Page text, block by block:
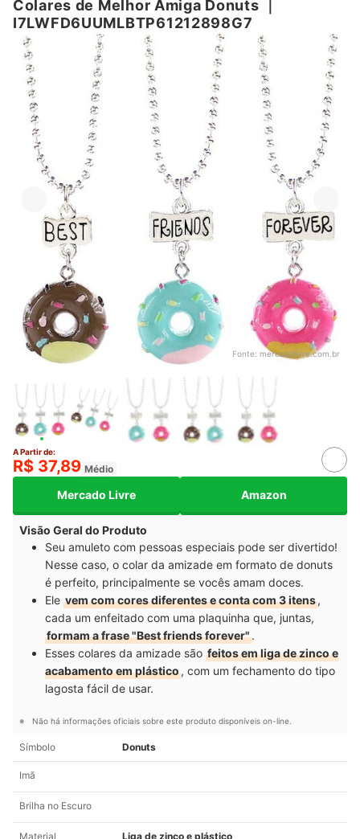
Colares de Melhor Amiga Donuts
I7LWFD6UUMLBTP61212898G7
Fonte: mercadolivre.com.br
A Partir de:
R$ 37,89 Médio
Mercado Livre Amazon
Visão Geral do Produto
Seu amuleto com pessoas especiais pode ser divertido!
Nesse caso, o colar da amizade em formato de donuts
é perfeito, principalmente se vocês amam doces.
Ele vem com cores diferentes e conta com 3 itens,
cada um enfeitado com uma plaquinha que, juntas,
formam a frase "Best friends forever".
Esses colares da amizade são feitos em liga de zinco e
acabamento em plástico, com um fechamento do tipo
lagosta fácil de usar.
Não há informações oficiais sobre este produto disponíveis on-line.
Símbolo Donuts
Imã
Brilha no Escuro
Material Liga de zinco e plástico